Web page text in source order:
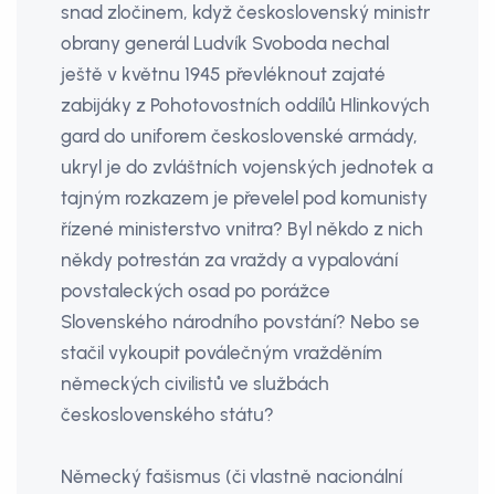
snad zločinem, když československý ministr
obrany generál Ludvík Svoboda nechal
ještě v květnu 1945 převléknout zajaté
zabijáky z Pohotovostních oddílů Hlinkových
gard do uniforem československé armády,
ukryl je do zvláštních vojenských jednotek a
tajným rozkazem je převelel pod komunisty
řízené ministerstvo vnitra? Byl někdo z nich
někdy potrestán za vraždy a vypalování
povstaleckých osad po porážce
Slovenského národního povstání? Nebo se
stačil vykoupit poválečným vražděním
německých civilistů ve službách
československého státu?
Německý fašismus (či vlastně nacionální